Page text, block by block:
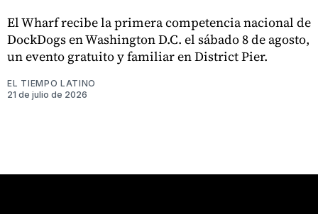
El Wharf recibe la primera competencia nacional de
DockDogs en Washington D.C. el sábado 8 de agosto,
un evento gratuito y familiar en District Pier.
EL TIEMPO LATINO
21 de julio de 2026